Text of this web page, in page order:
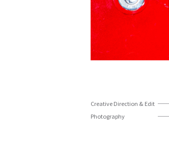
Creative Direction & Edit
Photography